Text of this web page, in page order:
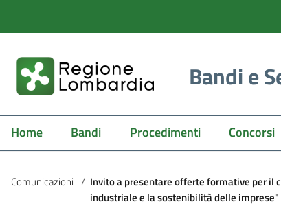
Bandi e
Home Bandi Procedimenti Concorsi
Comunicazioni / Invito a presentare offerte formative per il
industriale e la sostenibilità delle imprese"